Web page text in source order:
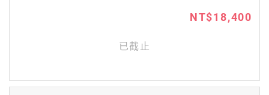
NT$18,400
已截止